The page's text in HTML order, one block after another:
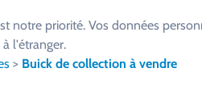
notre priorité. Vos données
l'étranger.
> Buick de collection à vendre